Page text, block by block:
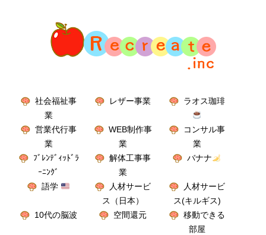
社会福祉事
業
レザー事業 ラオス珈琲
営業代行事
業
WEB制作事
業
コンサル事
業
ﾌﾞﾚﾝﾃﾞｨｯﾄﾞﾗ
ｰﾆﾝｸﾞ
解体工事事
業
バナナ
語学
人材サービ
ス（日本）
人材サービ
ス(キルギス)
10代の脳波
空間還元
移動できる
部屋